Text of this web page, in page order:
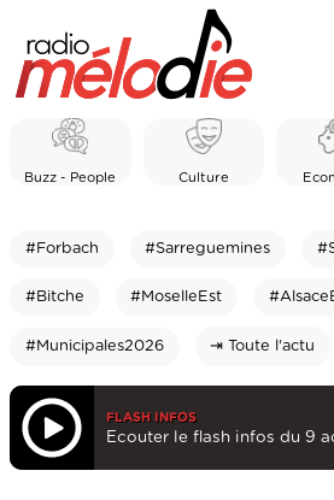
Buzz - People Culture
#Forbach #Sarreguemines
#Bitche #MoselleEst
#Municipales2026 ⇥ Toute l'actu
FLASH INFOS
Ecouter le flash infos du 9